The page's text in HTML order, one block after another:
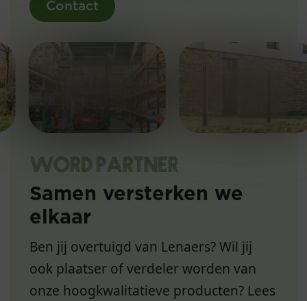
Contact
WORD PARTNER
Samen versterken we
elkaar
Ben jij overtuigd van Lenaers? Wil jij
ook plaatser of verdeler worden van
onze hoogkwalitatieve producten? Lees